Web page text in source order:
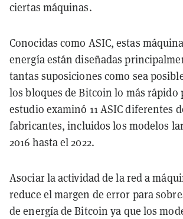
ciertas máquinas.
Conocidas como ASIC, estas
energía están diseñadas
tantas suposiciones como sea
los bloques de Bitcoin lo más rápido
estudio examinó 11 ASIC diferentes
fabricantes, incluidos los modelos
2016 hasta el 2022.
Asociar la actividad de la red a
reduce el margen de error para
de energía de Bitcoin ya que los